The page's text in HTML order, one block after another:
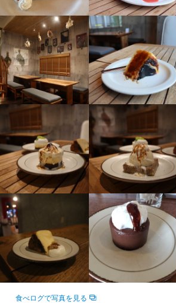
食べログで写真を見る
店名
ちょことちーずと私
勤務地
福岡県福岡市中央区港2-3-16 1F
連絡先
036-909-5591
法人名・事業者名
株式会社guiltfree company
最終更新日2026/01/10
店名
ちょことちーずと私
勤務地
福岡県福岡市中央区港2-3-16 1F
連絡先
036-909-5591
法人名・事業者名
株式会社guiltfree company
最終更新日2026/01/10